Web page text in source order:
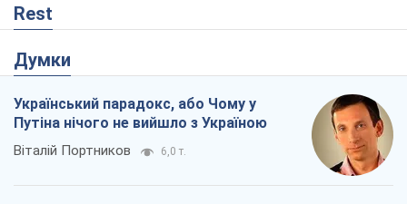
Rest
Думки
Український парадокс, або Чому у
Путіна нічого не вийшло з Україною
Віталій Портников 6,0 т.